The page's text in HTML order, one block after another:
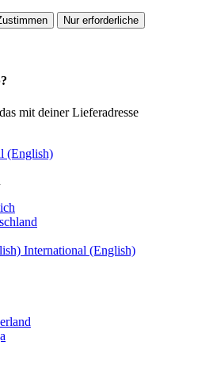
Nur erforderliche
mit deiner Lieferadresse
(English)
International (English)